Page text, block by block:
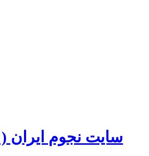
سایت نجوم ایران